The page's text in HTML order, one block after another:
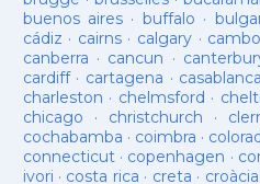
buenos aires· buffalo ·
cádiz · cairns· calgary ·
canberra · cancun ·
cardiff· cartagena · casablanca
charleston · chelmsford ·
chicago · christchurch ·
cochabamba · coimbra ·
connecticut· copenhagen ·
ivori · costa rica · creta · croàcia